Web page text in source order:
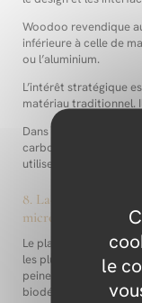
le
Woodoo revendique
inférieure à celle de
ou l’aluminium.
L’intérêt stratégique
matériau traditionnel.
Dans un contexte où
carbone et
utiliser le bois mieux,
8. Lactips : un
microplastiques
Le plastique à usage
les plus tenaces. Les
peinent souvent à
biodégradation.